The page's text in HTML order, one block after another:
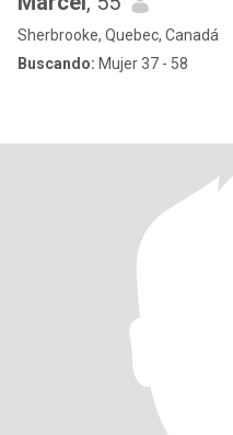
Sherbrooke, Quebec, Canadá
Buscando: Mujer 37 - 58